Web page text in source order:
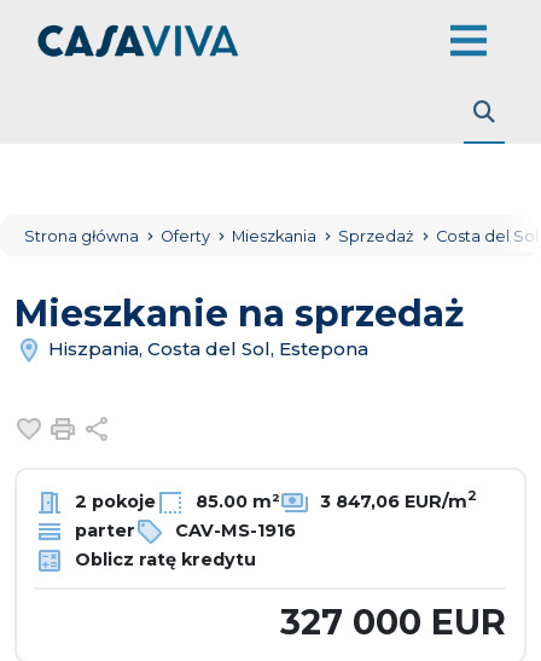
Strona główna Oferty Mieszkania Sprzedaż Costa del Sol
Mieszkanie na sprzedaż
Hiszpania, Costa del Sol, Estepona
Dodaj do ulubionych
Drukuj
2 pokoje 85.00 m² 3 847,06 EUR/m2
parter
CAV-MS-1916
Oblicz ratę kredytu
327 000 EUR